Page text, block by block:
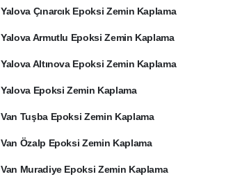
Yalova Çınarcık Epoksi Zemin Kaplama
Yalova Armutlu Epoksi Zemin Kaplama
Yalova Altınova Epoksi Zemin Kaplama
Yalova Epoksi Zemin Kaplama
Van Tuşba Epoksi Zemin Kaplama
Van Özalp Epoksi Zemin Kaplama
Van Muradiye Epoksi Zemin Kaplama